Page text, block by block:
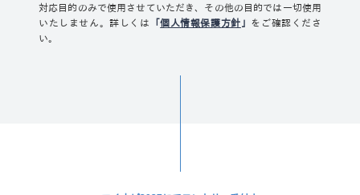
対応目的のみで使用させていただき、その他の目的では一切使用
いたしません。詳しくは 「個人情報保護方針」 をご確認くださ
い。